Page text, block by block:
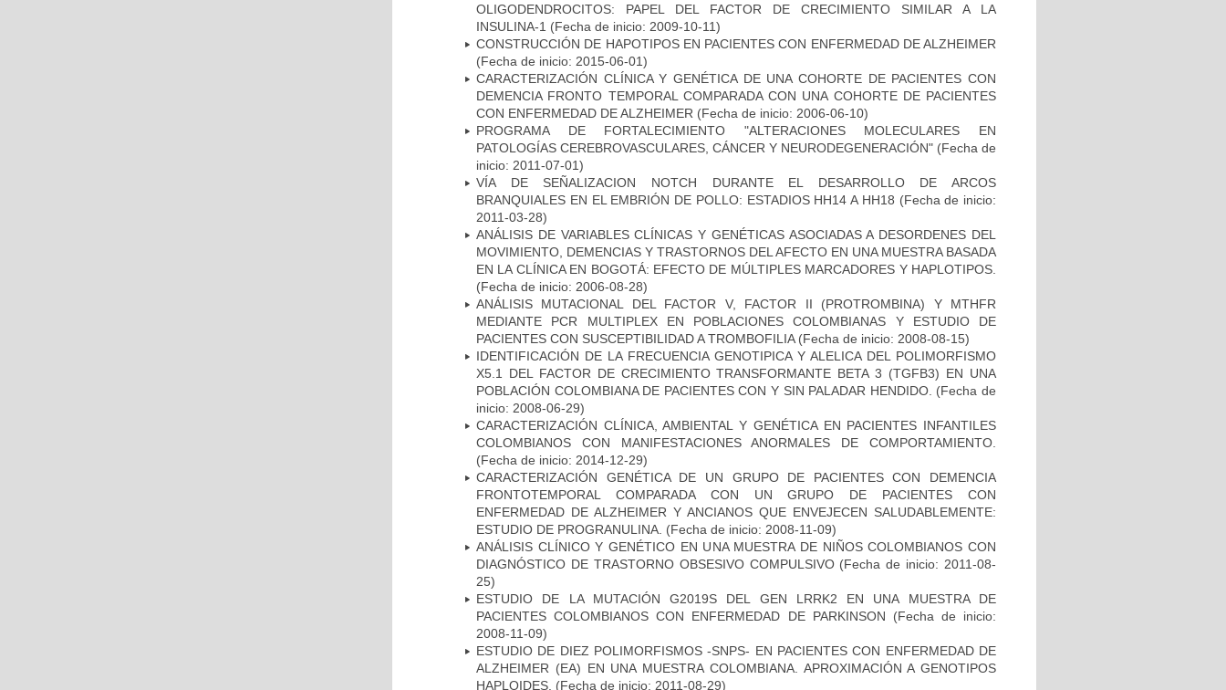
OLIGODENDROCITOS: PAPEL DEL FACTOR DE CRECIMIENTO SIMILAR A LA
INSULINA-1 (Fecha de inicio: 2009-10-11)
CONSTRUCCIÓN DE HAPOTIPOS EN PACIENTES CON ENFERMEDAD DE ALZHEIMER
(Fecha de inicio: 2015-06-01)
CARACTERIZACIÓN CLÍNICA Y GENÉTICA DE UNA COHORTE DE PACIENTES CON
DEMENCIA FRONTO TEMPORAL COMPARADA CON UNA COHORTE DE PACIENTES
CON ENFERMEDAD DE ALZHEIMER (Fecha de inicio: 2006-06-10)
PROGRAMA DE FORTALECIMIENTO "ALTERACIONES MOLECULARES EN
PATOLOGÍAS CEREBROVASCULARES, CÁNCER Y NEURODEGENERACIÓN" (Fecha de
inicio: 2011-07-01)
VÍA DE SEÑALIZACION NOTCH DURANTE EL DESARROLLO DE ARCOS
BRANQUIALES EN EL EMBRIÓN DE POLLO: ESTADIOS HH14 A HH18 (Fecha de inicio:
2011-03-28)
ANÁLISIS DE VARIABLES CLÍNICAS Y GENÉTICAS ASOCIADAS A DESORDENES DEL
MOVIMIENTO, DEMENCIAS Y TRASTORNOS DEL AFECTO EN UNA MUESTRA BASADA
EN LA CLÍNICA EN BOGOTÁ: EFECTO DE MÚLTIPLES MARCADORES Y HAPLOTIPOS.
(Fecha de inicio: 2006-08-28)
ANÁLISIS MUTACIONAL DEL FACTOR V, FACTOR II (PROTROMBINA) Y MTHFR
MEDIANTE PCR MULTIPLEX EN POBLACIONES COLOMBIANAS Y ESTUDIO DE
PACIENTES CON SUSCEPTIBILIDAD A TROMBOFILIA(Fecha de inicio: 2008-08-15)
IDENTIFICACIÓN DE LA FRECUENCIA GENOTIPICA Y ALELICA DEL POLIMORFISMO
X5.1 DEL FACTOR DE CRECIMIENTO TRANSFORMANTE BETA 3 (TGFB3) EN UNA
POBLACIÓN COLOMBIANA DE PACIENTES CON Y SIN PALADAR HENDIDO. (Fecha de
inicio: 2008-06-29)
CARACTERIZACIÓN CLÍNICA, AMBIENTAL Y GENÉTICA EN PACIENTES INFANTILES
COLOMBIANOS CON MANIFESTACIONES ANORMALES DE COMPORTAMIENTO.
(Fecha de inicio: 2014-12-29)
CARACTERIZACIÓN GENÉTICA DE UN GRUPO DE PACIENTES CON DEMENCIA
FRONTOTEMPORAL COMPARADA CON UN GRUPO DE PACIENTES CON
ENFERMEDAD DE ALZHEIMER Y ANCIANOS QUE ENVEJECEN SALUDABLEMENTE:
ESTUDIO DE PROGRANULINA. (Fecha de inicio: 2008-11-09)
ANÁLISIS CLÍNICO Y GENÉTICO EN UNA MUESTRA DE NIÑOS COLOMBIANOS CON
DIAGNÓSTICO DE TRASTORNO OBSESIVO COMPULSIVO(Fecha de inicio: 2011-08-
25)
ESTUDIO DE LA MUTACIÓN G2019S DEL GEN LRRK2 EN UNA MUESTRA DE
PACIENTES COLOMBIANOS CON ENFERMEDAD DE PARKINSON (Fecha de inicio:
2008-11-09)
ESTUDIO DE DIEZ POLIMORFISMOS -SNPS- EN PACIENTES CON ENFERMEDAD DE
ALZHEIMER (EA) EN UNA MUESTRA COLOMBIANA. APROXIMACIÓN A GENOTIPOS
HAPLOIDES. (Fecha de inicio: 2011-08-29)